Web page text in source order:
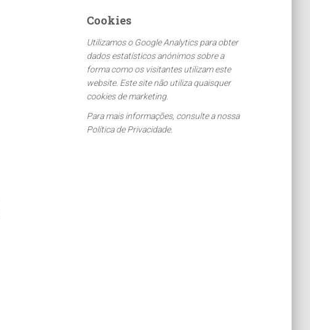
Cookies
Utilizamos o Google Analytics para obter
dados estatísticos anónimos sobre a
forma como os visitantes utilizam este
website. Este site não utiliza quaisquer
cookies de marketing.
Para mais informações, consulte a nossa
Política de Privacidade.